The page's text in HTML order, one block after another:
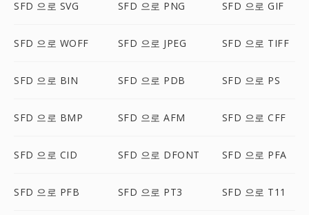
SFD 으로 SVG SFD 으로 PNG SFD 으로 GIF
SFD 으로 WOFF SFD 으로 JPEG SFD 으로 TIFF
SFD 으로 BIN SFD 으로 PDB SFD 으로 PS
SFD 으로 BMP SFD 으로 AFM SFD 으로 CFF
SFD 으로 CID SFD 으로 DFONT SFD 으로 PFA
SFD 으로 PFB SFD 으로 PT3 SFD 으로 T11